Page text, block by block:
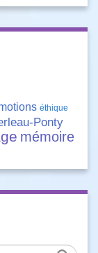
éthique
Ponty
mémoire